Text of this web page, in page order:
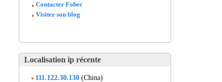
Contacter Fobec
Visiter son blog
Localisation ip récente
111.122.30.130 (China)